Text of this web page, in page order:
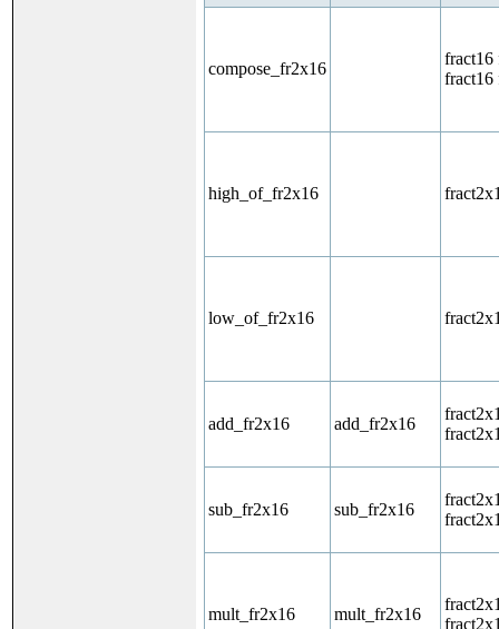
compose_fr2x16
fract16
fract16
high_of_fr2x16
low_of_fr2x16
add_fr2x16 add_fr2x16
sub_fr2x16 sub_fr2x16
mult_fr2x16 mult_fr2x16